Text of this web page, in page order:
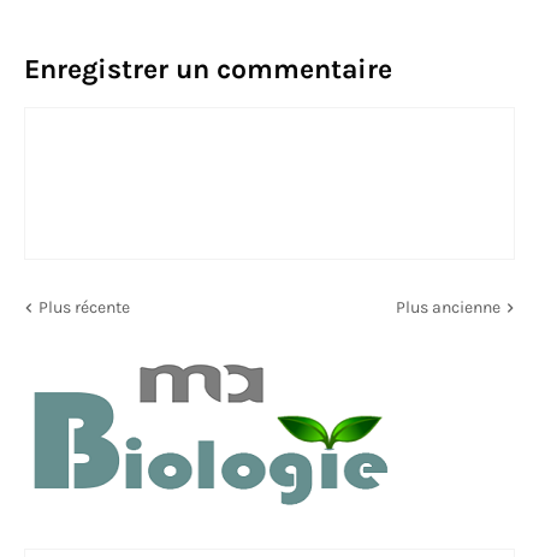
Enregistrer un commentaire
Plus récente Plus ancienne